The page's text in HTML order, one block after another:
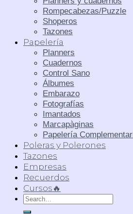
Rompecabezas/Puzzle
Shoperos
Tazones
Papelería
Planners
Cuadernos
Control Sano
Álbumes
Embarazo
Fotografías
Imantados
Marcapàginas
Papelería
Poleras y Polerones
Tazones
Empresas
Recuerdos
Cursos🔥
Search
for: